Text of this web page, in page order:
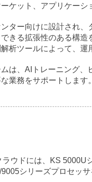
ケット、アプリケーシ
ター向けに設計され
きる拡張性のある構
析ツールによって、運
は、AIトレーニング
業務をサポートします。
ラウドには、KS
シリーズプロセッ